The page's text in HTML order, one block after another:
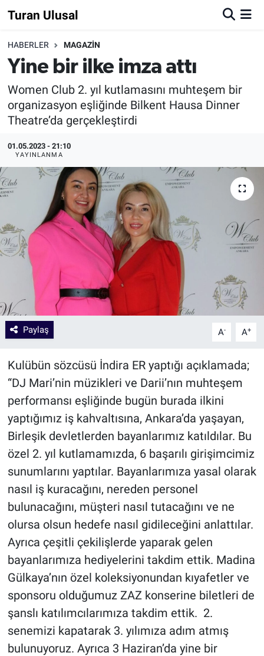
Turan Ulusal
HABERLER MAGAZİN
Yine bir ilke imza attı
Women Club 2. yıl kutlamasını muhteşem bir
organizasyon eşliğinde Bilkent Hausa Dinner
Theatre’da gerçekleştirdi
01.05.2023 - 21:10
YAYINLANMA
Paylaş A- A+
Kulübün sözcüsü İndira ER yaptığı açıklamada;
“DJ Mari’nin müzikleri ve Darii’nın muhteşem
performansı eşliğinde bugün burada ilkini
yaptığımız iş kahvaltısına, Ankara’da yaşayan,
Birleşik devletlerden bayanlarımız katıldılar. Bu
özel 2. yıl kutlamamızda, 6 başarılı girişimcimiz
sunumlarını yaptılar. Bayanlarımıza yasal olarak
nasıl iş kuracağını, nereden personel
bulunacağını, müşteri nasıl tutacağını ve ne
olursa olsun hedefe nasıl gidileceğini anlattılar.
Ayrıca çeşitli çekilişlerde yaparak gelen
bayanlarımıza hediyelerini takdim ettik. Madina
Gülkaya’nın özel koleksiyonundan kıyafetler ve
sponsoru olduğumuz ZAZ konserine biletleri de
şanslı katılımcılarımıza takdim ettik. 2.
senemizi kapatarak 3. yılımıza adım atmış
bulunuyoruz. Ayrıca 3 Haziran’da yine bir